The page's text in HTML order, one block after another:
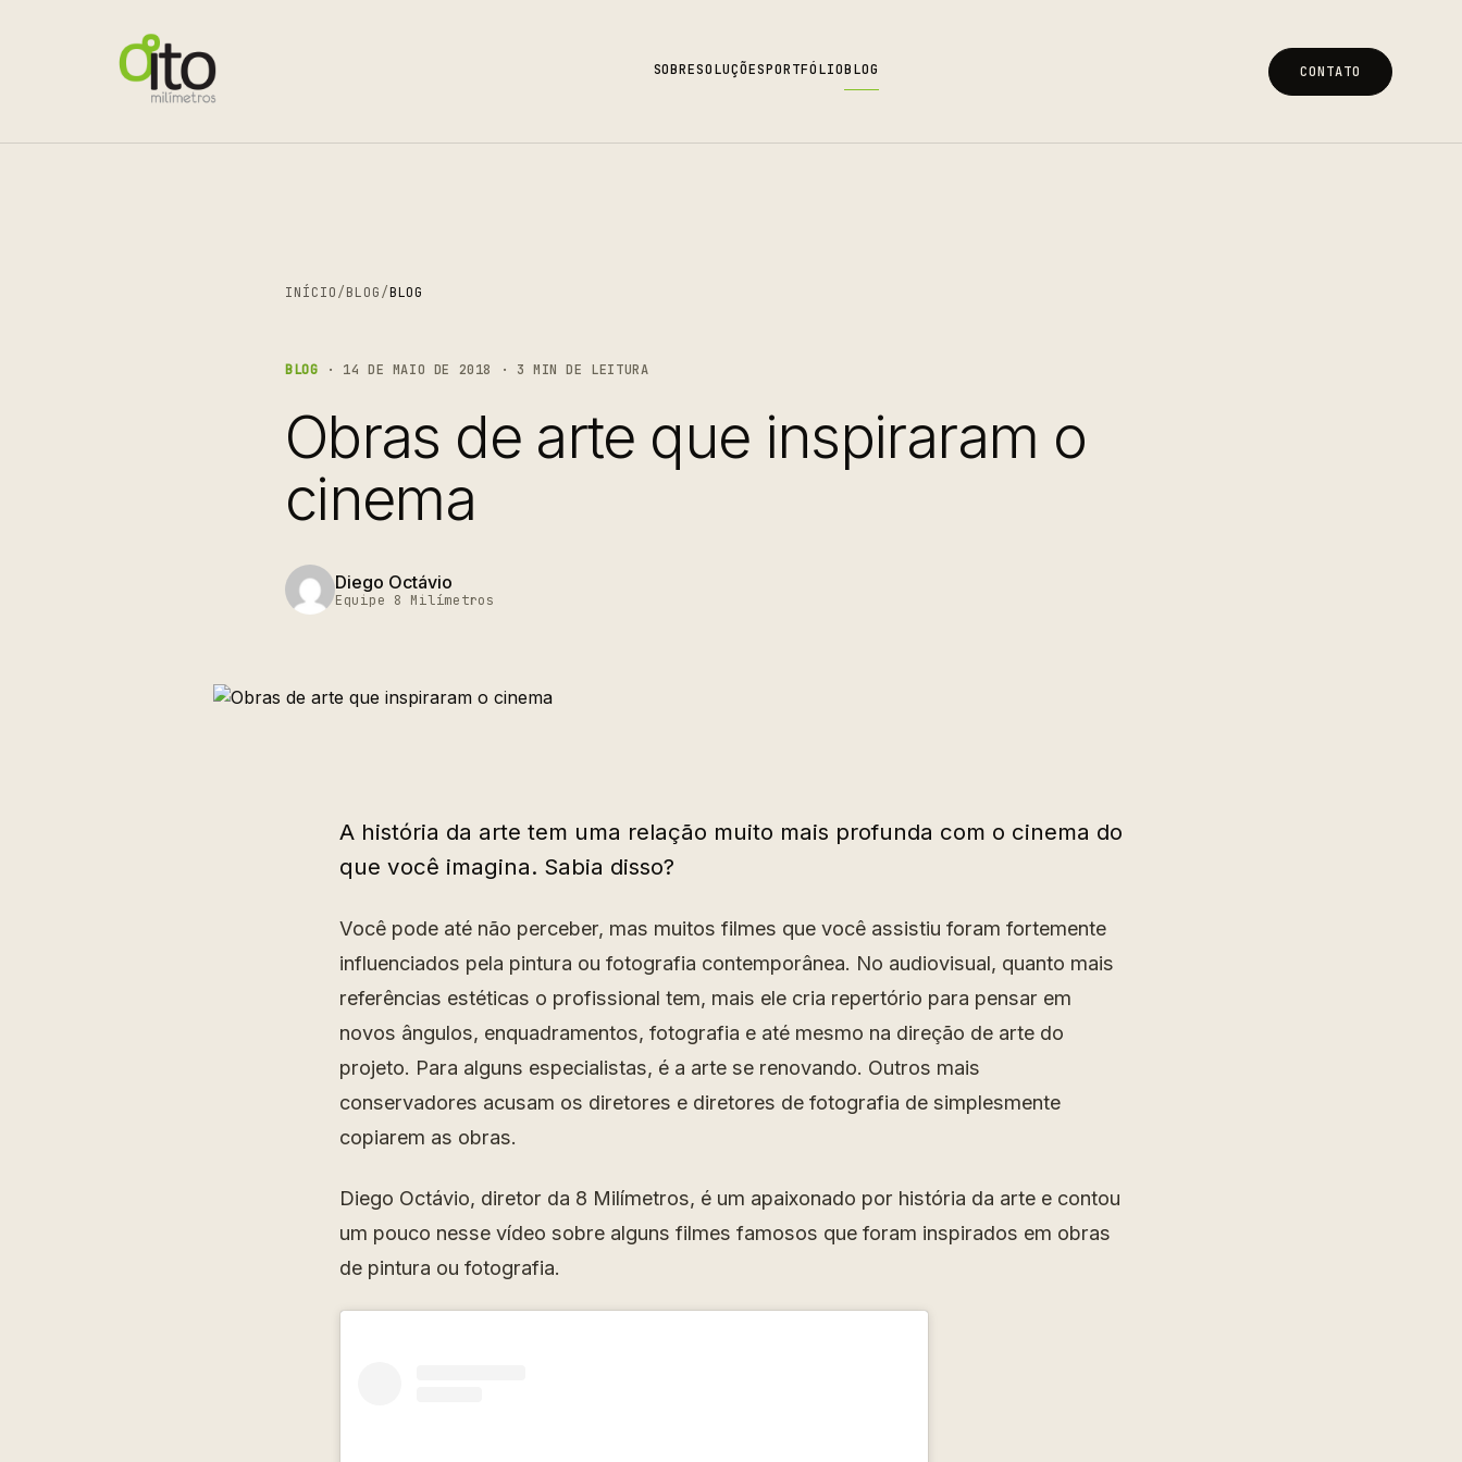
SOBRESOLUÇÕESPORTFÓLIOBLOG CONTATO
INÍCIO/BLOG/BLOG
BLOG · 14 DE MAIO DE 2018 · 3 MIN DE LEITURA
Obras de arte que inspiraram o
cinema
Diego Octávio
Equipe 8 Milímetros
A história da arte tem uma relação muito mais profunda com o cinema do
que você imagina. Sabia disso?
Você pode até não perceber, mas muitos filmes que você assistiu foram fortemente
influenciados pela pintura ou fotografia contemporânea. No audiovisual, quanto mais
referências estéticas o profissional tem, mais ele cria repertório para pensar em
novos ângulos, enquadramentos, fotografia e até mesmo na direção de arte do
projeto. Para alguns especialistas, é a arte se renovando. Outros mais
conservadores acusam os diretores e diretores de fotografia de simplesmente
copiarem as obras.
Diego Octávio, diretor da 8 Milímetros, é um apaixonado por história da arte e contou
um pouco nesse vídeo sobre alguns filmes famosos que foram inspirados em obras
de pintura ou fotografia.